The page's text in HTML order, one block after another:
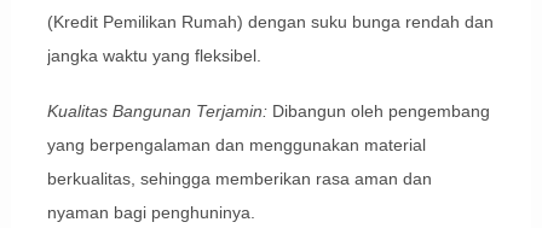
(Kredit Pemilikan Rumah) dengan suku bunga rendah dan
jangka waktu yang fleksibel.
Kualitas Bangunan Terjamin:Dibangun oleh pengembang
yang berpengalaman dan menggunakan material
berkualitas, sehingga memberikan rasa aman dan
nyaman bagi penghuninya.